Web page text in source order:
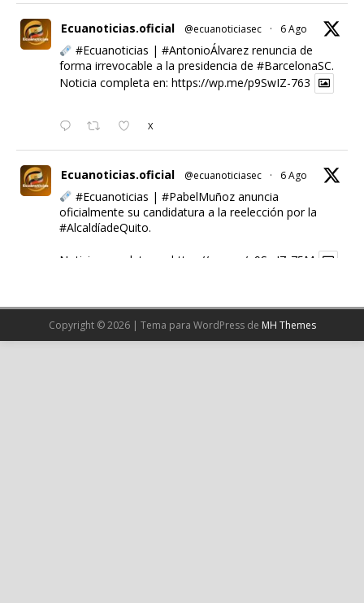
Ecuanoticias.oficial @ecuanoticiasec · 6 Ago
#Ecuanoticias | #AntonioÁlvarezrenuncia de
forma irrevocable a la presidencia de #BarcelonaSC.
Noticia completa en: https://wp.me/p9SwIZ-763
X
Ecuanoticias.oficial @ecuanoticiasec · 6 Ago
#Ecuanoticias | #PabelMuñozanuncia
oficialmente su candidatura a la reelección por la
#AlcaldíadeQuito.
Noticia completa en: https://wp.me/p9SwIZ-75M
Cargar más
Copyright © 2026 | Tema para WordPress de MH Themes